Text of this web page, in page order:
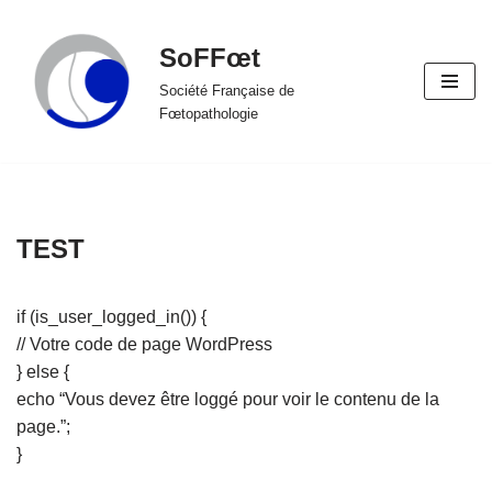
Aller
au
contenu
SoFFœt
Société Française de
Fœtopathologie
TEST
if (is_user_logged_in()) {
// Votre code de page WordPress
} else {
echo “Vous devez être loggé pour voir le contenu de la
page.”;
}